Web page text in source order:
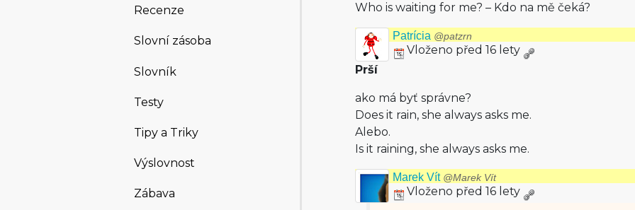
Recenze
Slovní zásoba
Slovník
Testy
Tipy a Triky
Výslovnost
Zábava
Who is waiting for me? – Kdo na mě čeká?
Patrícia @patzrn
Vloženo před 16 lety
Prší
ako má byť správne?
Does it rain, she always asks me.
Alebo.
Is it raining, she always asks me.
Marek Vít @Marek Vít
Vloženo před 16 lety